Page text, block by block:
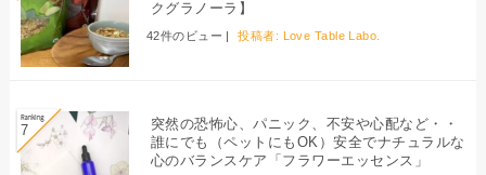
クグラノーラ】
42件のビュー | 投稿者: Love Table Labo.
突然の恐怖心、パニック、不安や心配など・・
誰にでも（ペットにもOK）安全でナチュラルな
心のバランスケア「フラワーエッセンス」